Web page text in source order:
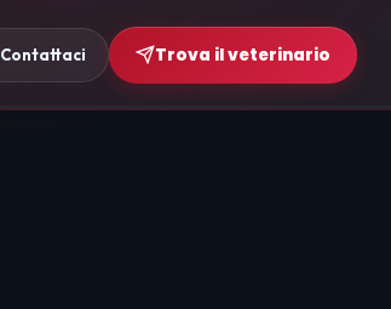
Contattaci Trova il veterinario